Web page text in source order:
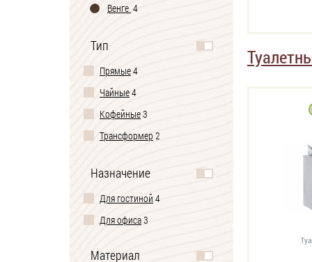
Венге 4
Тип
Прямые4
Чайные4
Кофейные3
Трансформер 2
Складные1
Назначение
Для гостиной 4
Для офиса3
Материал